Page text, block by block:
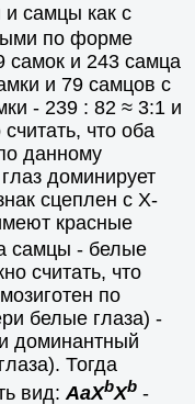
и самцы как с
по форме
самок и 243 самца
и 79 самцов с
- 239 : 82 ≈ 3:1 и
что оба
данному
доминирует
сцеплен с Х-
красные
самцы - белые
считать, что
по
белые глаза) -
доминантный
Тогда
вид: АаХbXb -